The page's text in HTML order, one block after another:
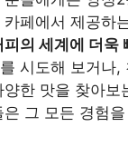
페에서 제공하
피의 세계에 더욱
시도해 보거나,
한 맛을 찾아보
그 모든 경험